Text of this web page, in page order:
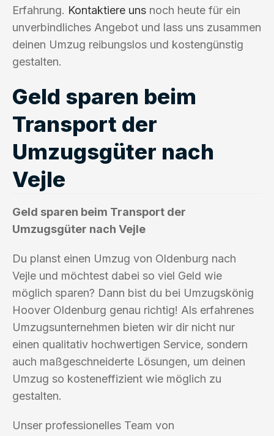
Erfahrung. Kontaktiere uns noch heute für ein
unverbindliches Angebot und lass uns zusammen
deinen Umzug reibungslos und kostengünstig
gestalten.
Geld sparen beim
Transport der
Umzugsgüter nach
Vejle
Geld sparen beim Transport der
Umzugsgüter nach Vejle
Du planst einen Umzug von Oldenburg nach
Vejle und möchtest dabei so viel Geld wie
möglich sparen? Dann bist du bei Umzugskönig
Hoover Oldenburg genau richtig! Als erfahrenes
Umzugsunternehmen bieten wir dir nicht nur
einen qualitativ hochwertigen Service, sondern
auch maßgeschneiderte Lösungen, um deinen
Umzug so kosteneffizient wie möglich zu
gestalten.
Unser professionelles Team von